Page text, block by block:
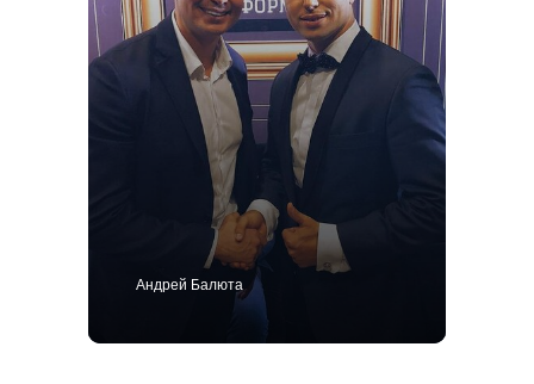
Андрей Балюта
Мужской гардероб
Смокинг
Сорочки
Bespoke
Блог
Пиджак
Брюки
MTM
Контакты